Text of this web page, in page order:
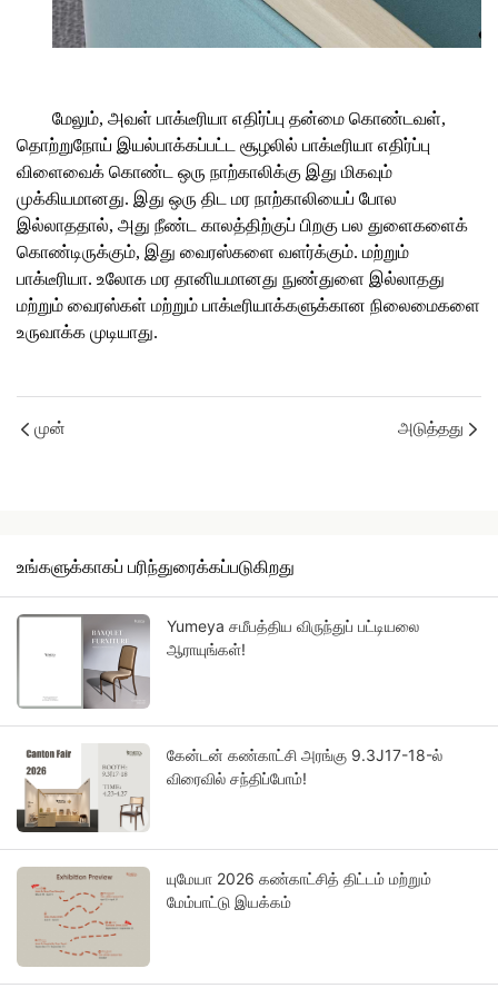
மேலும், அவள் பாக்டீரியா எதிர்ப்பு தன்மை கொண்டவள்,
தொற்றுநோய் இயல்பாக்கப்பட்ட சூழலில் பாக்டீரியா எதிர்ப்பு
விளைவைக் கொண்ட ஒரு நாற்காலிக்கு இது மிகவும்
முக்கியமானது. இது ஒரு திட மர நாற்காலியைப் போல
இல்லாததால், அது நீண்ட காலத்திற்குப் பிறகு பல துளைகளைக்
கொண்டிருக்கும், இது வைரஸ்களை வளர்க்கும். மற்றும்
பாக்டீரியா. உலோக மர தானியமானது நுண்துளை இல்லாதது
மற்றும் வைரஸ்கள் மற்றும் பாக்டீரியாக்களுக்கான நிலைமைகளை
உருவாக்க முடியாது.
முன் அடுத்தது
உங்களுக்காகப் பரிந்துரைக்கப்படுகிறது
Yumeya சமீபத்திய விருந்துப் பட்டியலை
ஆராயுங்கள்!
கேன்டன் கண்காட்சி அரங்கு 9.3J17-18-ல்
விரைவில் சந்திப்போம்!
யுமேயா 2026 கண்காட்சித் திட்டம் மற்றும்
மேம்பாட்டு இயக்கம்